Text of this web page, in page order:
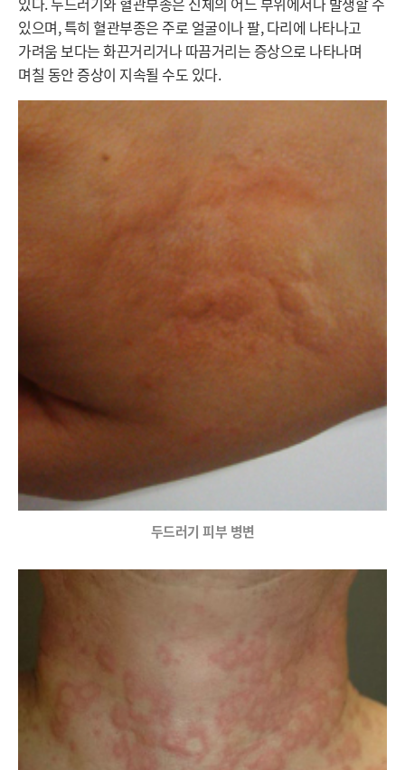
있으며, 특히 혈관부종은 주로 얼굴이나 팔, 다리에 나타나고
가려움 보다는 화끈거리거나 따끔거리는 증상으로 나타나며
며칠 동안 증상이 지속될 수도 있다.
두드러기 피부 병변